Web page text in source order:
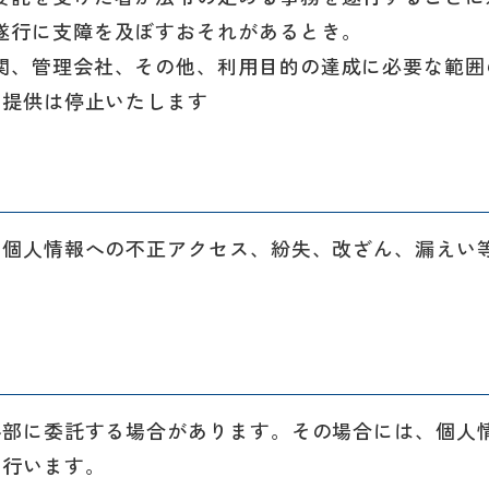
に支障を及ぼすおそれがあるとき。
管理会社、その他、利用目的の達成に必要な範
供は停止いたします
人情報への不正アクセス、紛失、改ざん、漏え
に委託する場合があります。その場合には、個
います。